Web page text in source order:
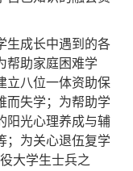
生成长中遇到的各
帮助家庭困难学
立八位一体资助保
而失学；为帮助学
阳光心理养成与辅
；为关心退伍复学
大学生士兵之